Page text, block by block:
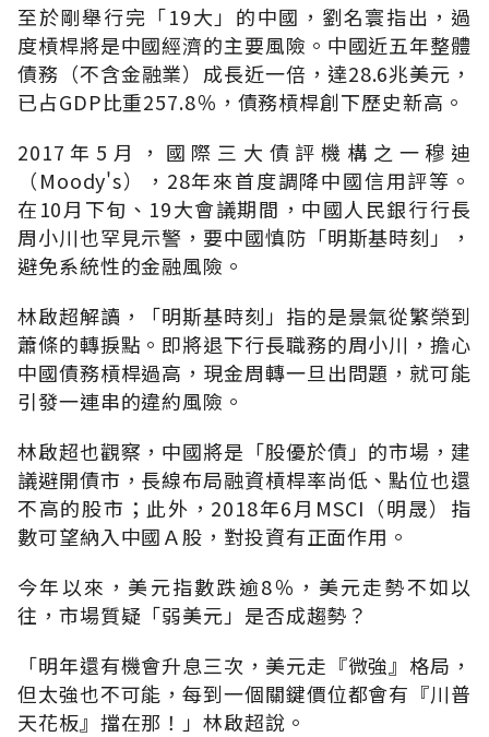
至於剛舉行完「19大」的中國，劉名寰指出，過
度槓桿將是中國經濟的主要風險。中國近五年整體
債務（不含金融業）成長近一倍，達28.6兆美元，
已占GDP比重257.8％，債務槓桿創下歷史新高。
2017年5月，國際三大債評機構之一穆迪
（Moody's），28年來首度調降中國信用評等。
在10月下旬、19大會議期間，中國人民銀行行長
周小川也罕見示警，要中國慎防「明斯基時刻」，
避免系統性的金融風險。
林啟超解讀，「明斯基時刻」指的是景氣從繁榮到
蕭條的轉捩點。即將退下行長職務的周小川，擔心
中國債務槓桿過高，現金周轉一旦出問題，就可能
引發一連串的違約風險。
林啟超也觀察，中國將是「股優於債」的市場，建
議避開債市，長線布局融資槓桿率尚低、點位也還
不高的股市；此外，2018年6月MSCI（明晟）指
數可望納入中國Ａ股，對投資有正面作用。
今年以來，美元指數跌逾8％，美元走勢不如以
往，市場質疑「弱美元」是否成趨勢？
「明年還有機會升息三次，美元走『微強』格局，
但太強也不可能，每到一個關鍵價位都會有『川普
天花板』擋在那！」林啟超說。